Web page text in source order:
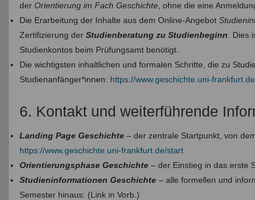
derOrientierung im Fach Geschichte , ohne die eine
Die Erarbeitung der Inhalte aus dem Online-Angebot
Zertifizierung derStudienberatung zu Studienbeginn .
Studienkontos beim Prüfungsamt benötigt.
Die wichtigsten inhaltlichen und formalen Schritte, die zu
Studienanfänger*innen: https://www.geschichte.uni-
6. Kontakt und weiterführende
Landing Page Geschichte – der zentrale Startpunkt, von
https://www.geschichte.uni-frankfurt.de/start
Orientierungsphase Geschichte – der Einstieg in das erste
Studieninformationen Geschichte – alle formellen und
Semester hinaus: (Link in Vorb.)